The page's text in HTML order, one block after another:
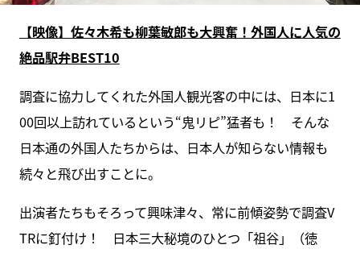
【映像】佐々木希も柳葉敏郎も大興奮！外国人に人気の
絶品駅弁BEST10
調査に協力してくれた外国人観光客の中には、日本に1
00回以上訪れているという“鬼リピ”猛者も！ そんな
日本通の外国人たちからは、日本人が知らない情報も
続々と飛び出すことに。
出演者たちもそろって興味津々、常に前傾姿勢で調査V
TRに釘付け！ 日本三大秘境のひとつ「祖谷」（徳